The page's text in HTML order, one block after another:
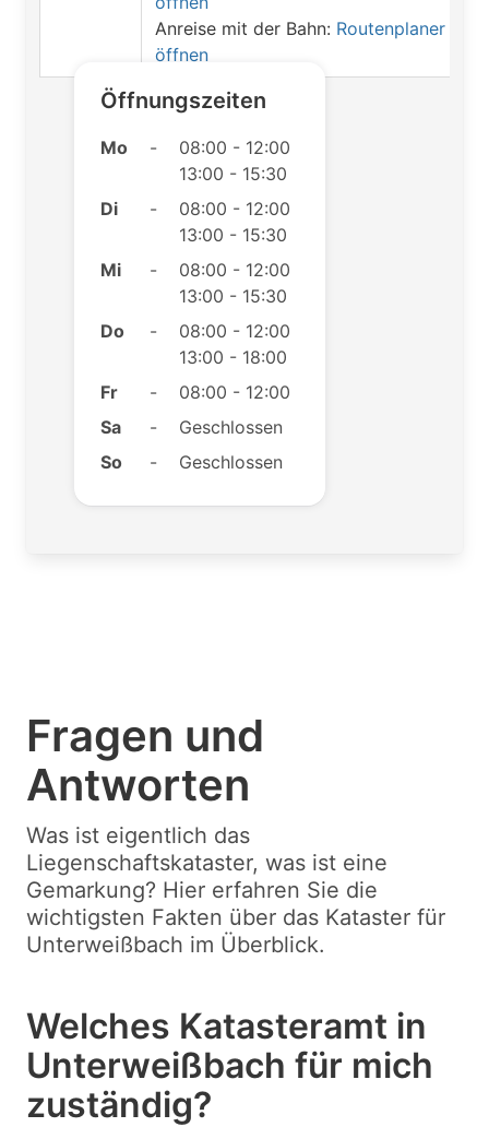
Anreise mit der Bahn: Routenplaner
öffnen
Öffnungszeiten
Mo -
08:00 - 12:00
13:00 - 15:30
Di
-
08:00 - 12:00
13:00 - 15:30
Mi
-
08:00 - 12:00
13:00 - 15:30
Do
-
08:00 - 12:00
13:00 - 18:00
Fr
-
08:00 - 12:00
Sa
-
Geschlossen
So
- Geschlossen
Fragen und
Antworten
Was ist eigentlich das
Liegenschaftskataster, was ist eine
Gemarkung? Hier erfahren Sie die
wichtigsten Fakten über das Kataster für
Unterweißbach im Überblick.
Welches Katasteramt in
Unterweißbach für mich
zuständig?